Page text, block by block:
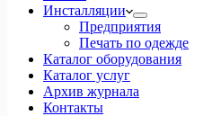
Инсталляции
Предприятия
Печать по одежде
Каталог оборудования
Каталог услуг
Архив журнала
Контакты